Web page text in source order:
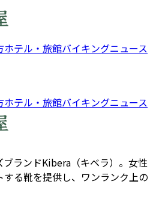
ホテル・旅館バイキングニュース
ホテル・旅館バイキングニュース
ランドKibera（キベラ）。女性
る靴を提供し、ワンランク上の